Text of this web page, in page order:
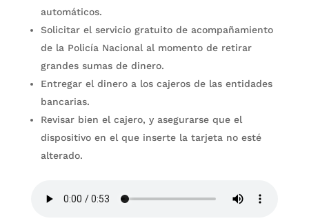
automáticos.
Solicitar el servicio gratuito de acompañamiento
de la Policía Nacional al momento de retirar
grandes sumas de dinero.
Entregar el dinero a los cajeros de las entidades
bancarias.
Revisar bien el cajero, y asegurarse que el
dispositivo en el que inserte la tarjeta no esté
alterado.